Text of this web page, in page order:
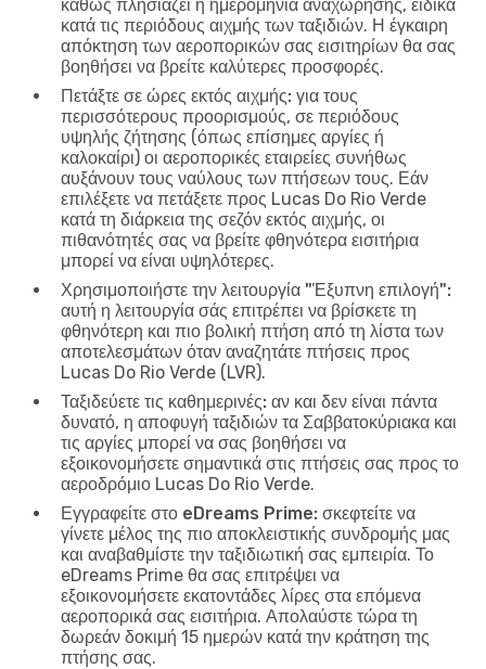
καθώς πλησιάζει η ημερομηνία αναχώρησης, ειδικά
κατά τις περιόδους αιχμής των ταξιδιών. Η έγκαιρη
απόκτηση των αεροπορικών σας εισιτηρίων θα σας
βοηθήσει να βρείτε καλύτερες προσφορές.
Πετάξτε σε ώρες εκτός αιχμής: για τους
περισσότερους προορισμούς, σε περιόδους
υψηλής ζήτησης (όπως επίσημες αργίες ή
καλοκαίρι) οι αεροπορικές εταιρείες συνήθως
αυξάνουν τους ναύλους των πτήσεων τους. Εάν
επιλέξετε να πετάξετε προς Lucas Do Rio Verde
κατά τη διάρκεια της σεζόν εκτός αιχμής, οι
πιθανότητές σας να βρείτε φθηνότερα εισιτήρια
μπορεί να είναι υψηλότερες.
Χρησιμοποιήστε την λειτουργία "Έξυπνη επιλογή":
αυτή η λειτουργία σάς επιτρέπει να βρίσκετε τη
φθηνότερη και πιο βολική πτήση από τη λίστα των
αποτελεσμάτων όταν αναζητάτε πτήσεις προς
Lucas Do Rio Verde (LVR).
Ταξιδεύετε τις καθημερινές: αν και δεν είναι πάντα
δυνατό, η αποφυγή ταξιδιών τα Σαββατοκύριακα και
τις αργίες μπορεί να σας βοηθήσει να
εξοικονομήσετε σημαντικά στις πτήσεις σας προς το
αεροδρόμιο Lucas Do Rio Verde.
Εγγραφείτε στο eDreams Prime: σκεφτείτε να
γίνετε μέλος της πιο αποκλειστικής συνδρομής μας
και αναβαθμίστε την ταξιδιωτική σας εμπειρία. Το
eDreams Prime θα σας επιτρέψει να
εξοικονομήσετε εκατοντάδες λίρες στα επόμενα
αεροπορικά σας εισιτήρια. Απολαύστε τώρα τη
δωρεάν δοκιμή 15 ημερών κατά την κράτηση της
πτήσης σας.